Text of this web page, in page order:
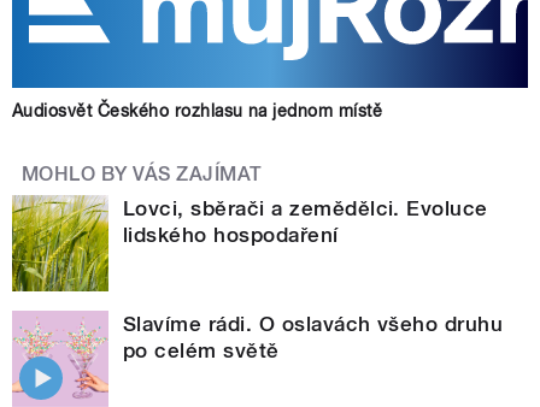
Audiosvět Českého rozhlasu na jednom místě
MOHLO BY VÁS ZAJÍMAT
Lovci, sběrači a zemědělci. Evoluce
lidského hospodaření
Slavíme rádi. O oslavách všeho druhu
po celém světě